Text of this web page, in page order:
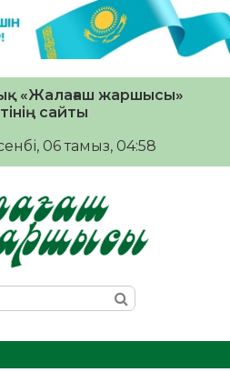
«Жалағаш жаршысы»
сайты
06 тамыз, 04:58